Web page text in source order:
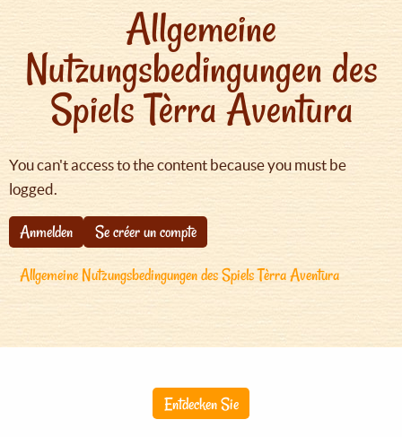
Allgemeine
Nutzungsbedingungen des
Spiels Tèrra Aventura
You can't access to the content because you must be
logged.
Anmelden
Se créer un compte
Allgemeine Nutzungsbedingungen des Spiels Tèrra Aventura
Entdecken Sie